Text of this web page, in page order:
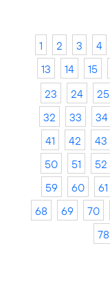
1 2 3 4
13
14 15
23
24 25
32
33 34
41
42 43
50
51 52
59
60 61
68
69 70
78